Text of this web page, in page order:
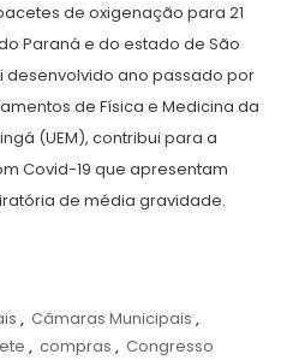
de oxigenação para 21
Paraná e do estado de São
desenvolvido ano passado por
de Física e Medicina da
(UEM), contribui para a
Covid-19 que apresentam
de média gravidade.
, Câmaras Municipais ,
, compras , Congresso